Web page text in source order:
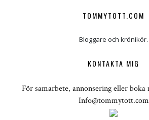
TOMMYTOTT.COM
Bloggare och krönikör.
KONTAKTA MIG
För samarbete, annonsering eller
Info@tommytott.com